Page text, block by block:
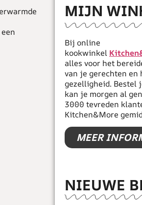
MIJN
Bij online
kookwinkel
alles voor het
van je gerechten en
gezelligheid. Bestel
kan je morgen al
3000 tevreden
Kitchen&More
MEER
NIEUWE